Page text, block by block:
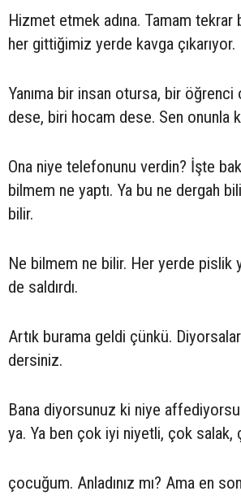
Hizmet etmek adına. Tamam tekrar
her gittiğimiz yerde kavga çıkarıyor.
Yanıma bir insan otursa, bir
dese, biri hocam dese. Sen onunla
Ona niye telefonunu verdin? İşte
bilmem ne yaptı. Ya bu ne dergah
bilir.
Ne bilmem ne bilir. Her yerde pislik
de saldırdı.
Artık burama geldi çünkü. Diyorsalar
dersiniz.
Bana diyorsunuz ki niye
ya. Ya ben çok iyi niyetli, çok
çocuğum. Anladınız mı? Ama en